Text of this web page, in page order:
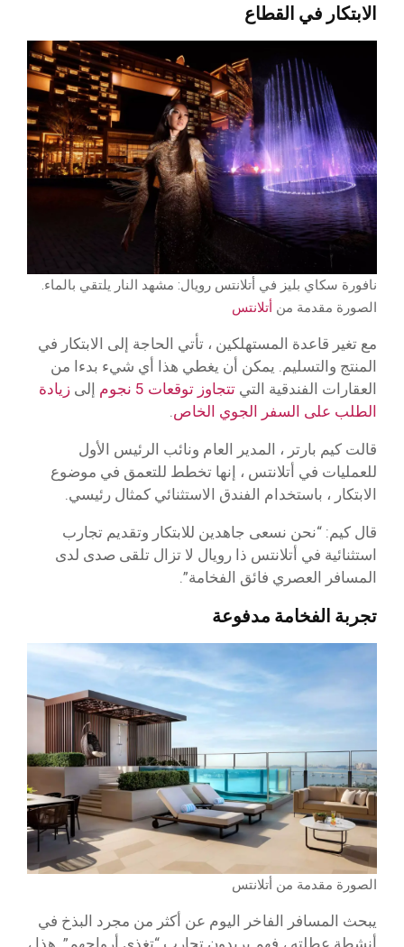
الابتكار في القطاع
نافورة سكاي بليز في أتلانتس رويال: مشهد النار يلتقي بالماء.
الصورة مقدمة من أتلانتس
مع تغير قاعدة المستهلكين ، تأتي الحاجة إلى الابتكار في
المنتج والتسليم. يمكن أن يغطي هذا أي شيء بدءا من
العقارات الفندقية التي تتجاوز توقعات 5 نجوم إلى زيادة
الطلب على السفر الجوي الخاص
قالت كيم بارتر ، المدير العام ونائب الرئيس الأول
للعمليات في أتلانتس ، إنها تخطط للتعمق في موضوع
الابتكار ، باستخدام الفندق الاستثنائي كمثال رئيسي.
قال كيم: “نحن نسعى جاهدين للابتكار وتقديم تجارب
استثنائية في أتلانتس ذا رويال لا تزال تلقى صدى لدى
المسافر العصري فائق الفخامة”.
تجربة الفخامة مدفوعة
الصورة مقدمة من أتلانتس
يبحث المسافر الفاخر اليوم عن أكثر من مجرد البذخ في
أنشطة عطلته ، فهم يريدون تجارب “تغذي أرواحهم”. هذا ،